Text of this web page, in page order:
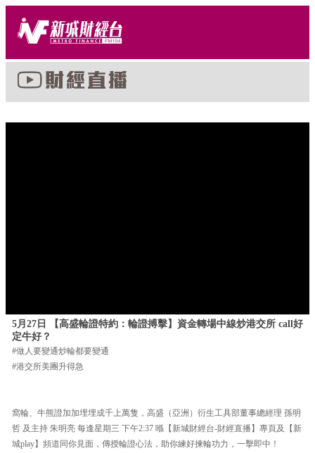
5月27日 【高盛輪證特約：輪證搏擊】資金轉場中線炒港交所 call好
定牛好？
#做人要變通炒輪都要變通
#港交所美團升得急
窩輪、牛熊證加加埋埋成千上萬隻，高盛（亞洲）衍生工具部董事總經理 孫明
哲 及主持 朱明亮 每逢星期三 下午2:37 喺【新城財經台-財經直播】專頁及【新
城play】頻道同你見面，傳授輪證心法，助你練好揀輪功力，一擊即中！